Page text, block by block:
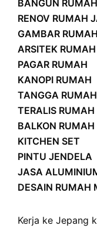
BANGUN
RENOV RUMAH
GAMBAR RUMAH
ARSITEK RUMAH
PAGAR RUMAH
KANOPI RUMAH
TANGGA RUMAH
TERALIS RUMAH
BALKON RUMAH
KITCHEN SET
PINTU JENDELA
JASA
DESAIN RUMAH
Kerja ke Jepang